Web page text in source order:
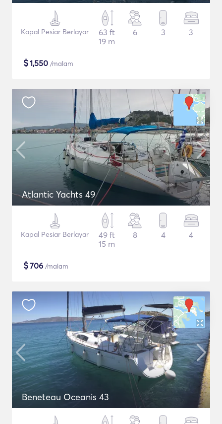
Kapal Pesiar Berlayar
63 ft
19 m
6 3 3
$1,550 /malam
Atlantic Yachts 49
Kapal Pesiar Berlayar
49 ft
15 m
8 4 4
$706 /malam
Beneteau Oceanis 43